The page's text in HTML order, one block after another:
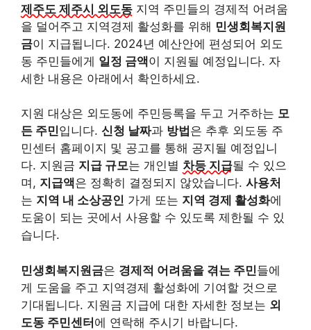
제주도 제주시 외도동 지역 주민들의 경제적 어려움
을 덜어주고 지역경제 활성화를 위해 민생회복지원
금이 지급됩니다. 2024년 예산안에 편성되어 외도
동 주민들에게 일정 금액이 지원될 예정입니다. 자
세한 내용은 아래에서 확인하세요.
지원 대상은 외도동에 주민등록을 두고 거주하는 모
든 주민입니다. 신청 날짜과 방법 은 추후 외도동 주
민센터 홈페이지 및 공고를 통해 공지될 예정입니
다. 지원금 지급 규모는 개인별 차등 지급될 수 있으
며, 지급액은 정확히 결정되지 않았습니다. 사용처
는 지역 내 소상공인 가게 또는 지역 경제 활성화에
도움이 되는 곳에서 사용할 수 있도록 제한될 수 있
습니다.
민생회복지원금은 경제적 어려움을 겪는 주민들에
게 도움을 주고 지역경제 활성화에 기여할 것으로
기대됩니다. 지원금 지급에 대한 자세한 정보는 외
도동 주민센터에 연락해 주시기 바랍니다.